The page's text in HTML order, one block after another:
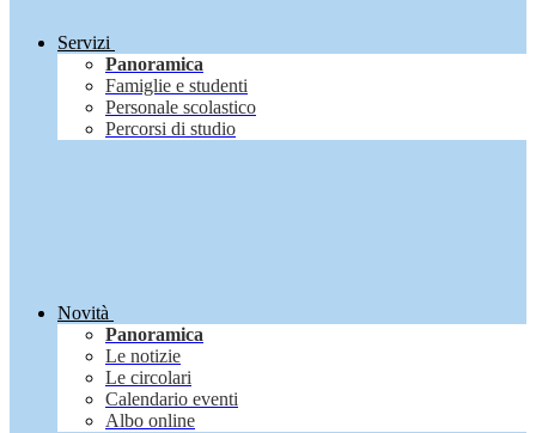
Servizi
Panoramica
Famiglie e studenti
Personale scolastico
Percorsi di studio
Novità
Panoramica
Le notizie
Le circolari
Calendario eventi
Albo online